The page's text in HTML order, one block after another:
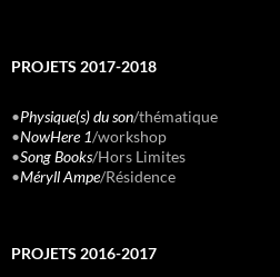
PROJETS 2017-2018
•Physique(s) du son/thématique
•NowHere 1/workshop
•Song Books/Hors Limites
•Méryll Ampe/Résidence
PROJETS 2016-2017